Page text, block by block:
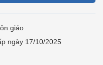
giáo
ngày 17/10/2025